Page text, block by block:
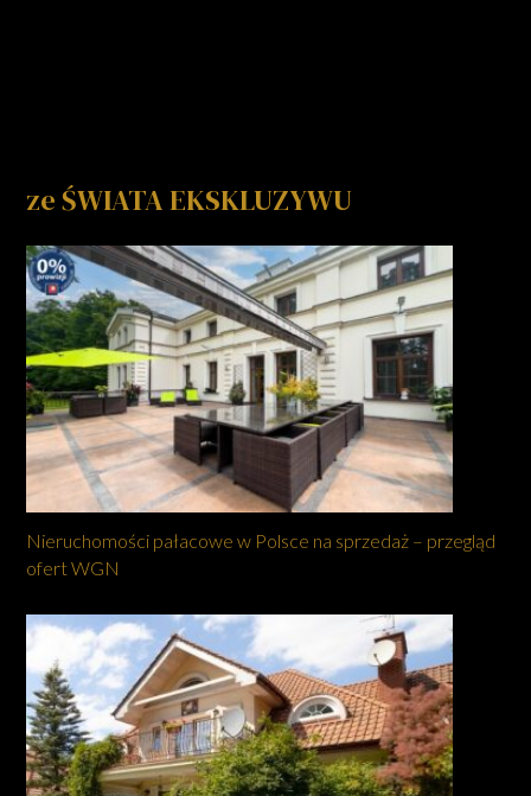
ze ŚWIATA EKSKLUZYWU
Nieruchomości pałacowe w Polsce na sprzedaż – przegląd
ofert WGN